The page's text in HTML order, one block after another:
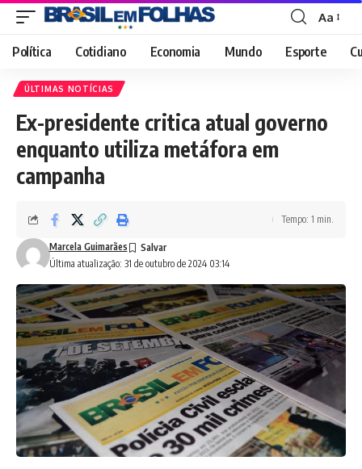
Font
Resizer
Aa
Política Cotidiano Economia Mundo Esporte
ÚLTIMAS NOTÍCIAS
Ex-presidente critica atual governo
enquanto utiliza metáfora em
campanha
Última atualização: 31 de outubro de 2024 03:14
Marcela Guimarães
Tempo: 1 min.